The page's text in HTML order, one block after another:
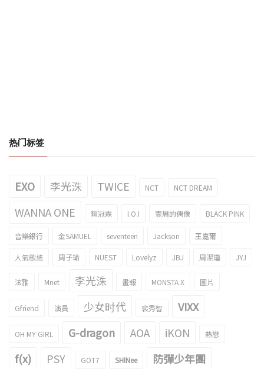
热门标签
EXO 李光洙 TWICE NCT NCT DREAM
WANNA ONE 賴冠霖 I.O.I 壹周的偶像 BLACK PINK
音樂銀行 金SAMUEL seventeen Jackson 王嘉爾
人氣歌謠 周子瑜 NUEST Lovelyz JBJ 周潔瓊 JYJ
泫雅 Mnet 李光洙 畫報 MONSTA X 圖片
Gfriend 演員 少女时代 裴秀智 VIXX
OH MY GIRL G-dragon AOA iKON 熱戀
f(x) PSY GOT7 SHINee 防彈少年團